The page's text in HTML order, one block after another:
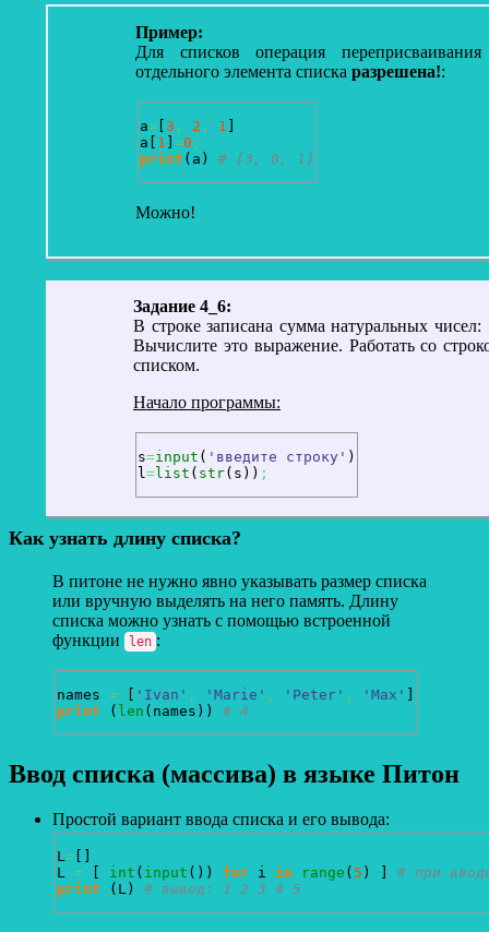
Пример:
Для списков операция переприсваивания
отдельного элемента списка разрешена!:
a= [3 , 2 , 1 ]
a [ 1 ] =0 ;
print ( a ) # [3, 0, 1]
Можно!
Задание 4_6:
В строке записана сумма натуральных чисел:
Вычислите это выражение. Работать со
списком.
Начало программы:
s=input ( 'введите строку' )
l =list ( str( s ) ) ;
Как узнать длину списка?
В питоне не нужно явно указывать размер списка
или вручную выделять на него память. Длину
списка можно узнать с помощью встроенной
функции
len :
names = [ 'Ivan' , 'Marie' , 'Peter' , 'Max' ]
print
( len ( names ) ) # 4
Ввод списка (массива) в языке Питон
Простой вариант ввода списка и его вывода:
L=
L = int ( input ( ) ) for i in range ( 5 )
# при
print
( L ) # вывод: 1 2 3 4 5